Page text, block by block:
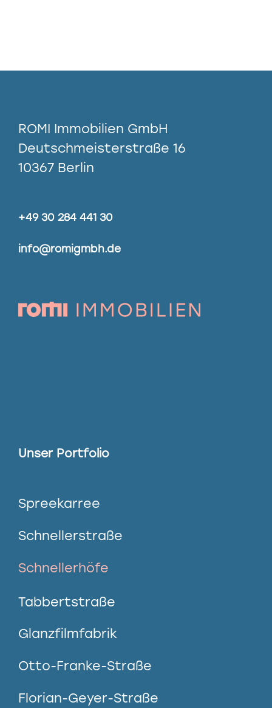
ROMI Immobilien GmbH
Deutschmeisterstraße 16
10367 Berlin
+49 30 284 441 30
info@romigmbh.de
Unser Portfolio
Spreekarree
Schnellerstraße
Schnellerhöfe
Tabbertstraße
Glanzfilmfabrik
Otto-Franke-Straße
Florian-Geyer-Straße